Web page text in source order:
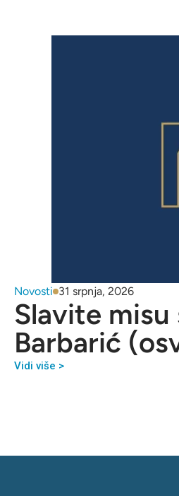
Novosti 31 srpnja, 2026
Slavite
Barbarić
Vidi više >